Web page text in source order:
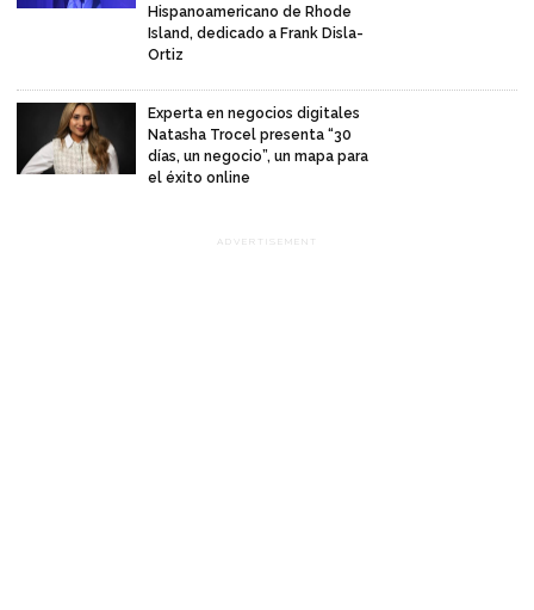
Hispanoamericano de Rhode
Island, dedicado a Frank Disla-
Ortiz
Experta en negocios digitales
Natasha Trocel presenta “30
días, un negocio”, un mapa para
el éxito online
ADVERTISEMENT